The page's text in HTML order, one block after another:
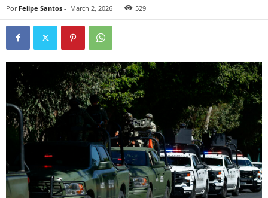
Por Felipe Santos - March 2, 2026 529